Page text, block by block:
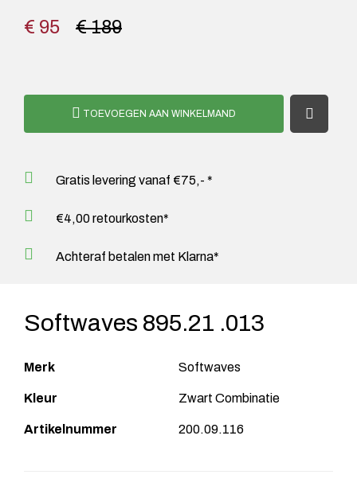
€ 189
€ 95
TOEVOEGEN AAN WINKELMAND
Gratis levering vanaf €75,- *
€4,00 retourkosten*
Achteraf betalen met Klarna*
Softwaves 895.21 .013
Merk Softwaves
Kleur Zwart Combinatie
Artikelnummer 200.09.116